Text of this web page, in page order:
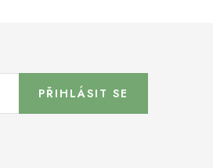
PŘIHLÁSIT SE